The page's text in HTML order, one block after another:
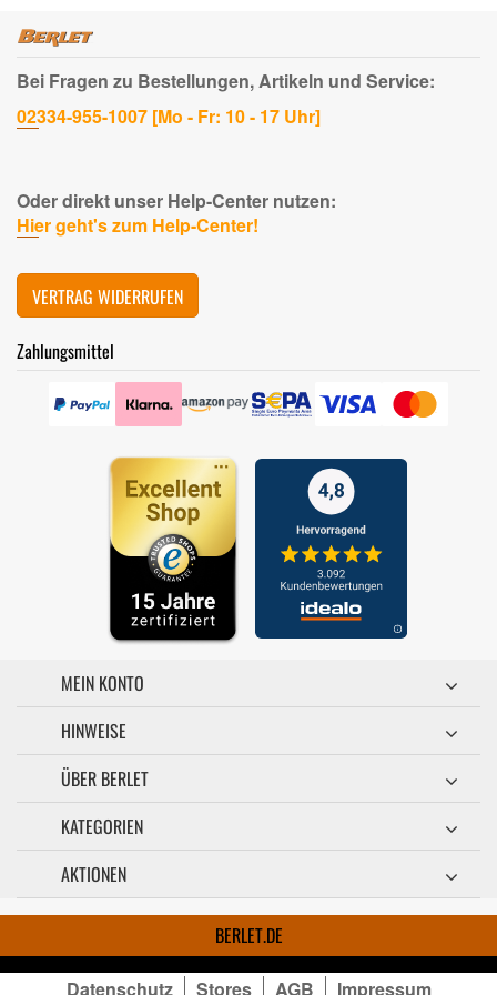
Bei Fragen zu Bestellungen, Artikeln und Service:
02334-955-1007 [Mo - Fr: 10 - 17 Uhr]
Oder direkt unser Help-Center nutzen:
Hier geht's zum Help-Center!
VERTRAG WIDERRUFEN
Zahlungsmittel
MEIN KONTO
HINWEISE
ÜBER BERLET
KATEGORIEN
AKTIONEN
BERLET.DE
Datenschutz Stores AGB Impressum